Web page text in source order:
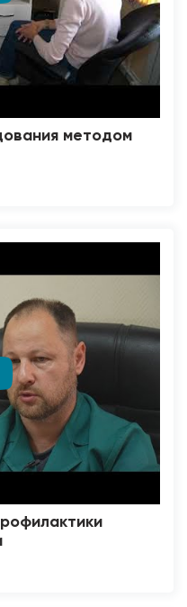
методом